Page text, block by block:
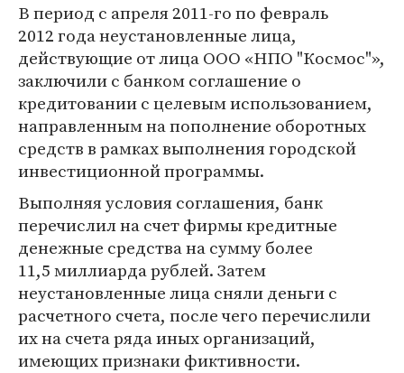
В период с апреля 2011-го по февраль
2012 года неустановленные лица,
действующие от лица ООО «НПО "Космос"»,
заключили с банком соглашение о
кредитовании с целевым использованием,
направленным на пополнение оборотных
средств в рамках выполнения городской
инвестиционной программы.
Выполняя условия соглашения, банк
перечислил на счет фирмы кредитные
денежные средства на сумму более
11,5 миллиарда рублей. Затем
неустановленные лица сняли деньги с
расчетного счета, после чего перечислили
их на счета ряда иных организаций,
имеющих признаки фиктивности.